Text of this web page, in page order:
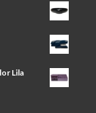
Lila